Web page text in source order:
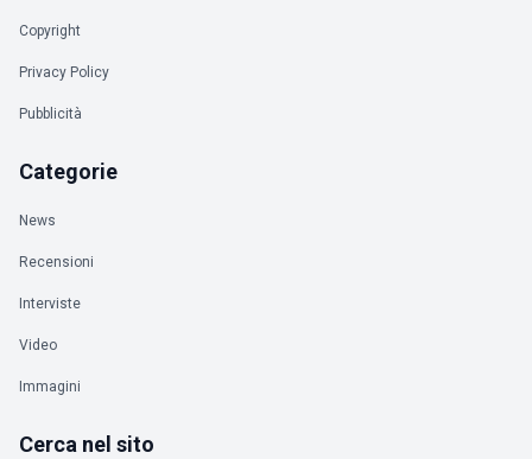
Copyright
Privacy Policy
Pubblicità
Categorie
News
Recensioni
Interviste
Video
Immagini
Cerca nel sito